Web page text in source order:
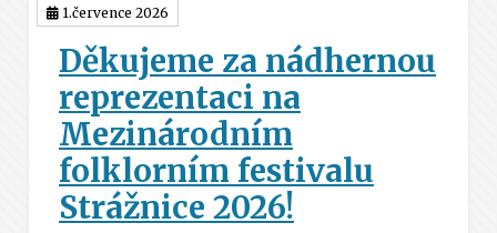
1.července 2026
Děkujeme za nádhernou
reprezentaci na
Mezinárodním
folklorním festivalu
Strážnice 2026!